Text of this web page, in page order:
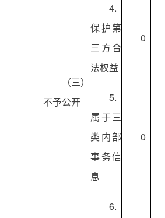
（三）
不予公开
4.
保护第
三方合
法权益
0
5.
属于三
类内部
事务信
息
0
6.